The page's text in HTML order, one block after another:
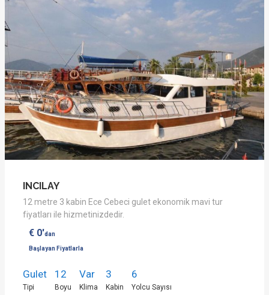
INCILAY
12 metre 3 kabin Ece Cebeci gulet ekonomik mavi tur
fiyatları ile hizmetinizdedir.
€ 0'dan
Başlayan Fiyatlarla
Gulet
Tipi
12
Boyu
Var
Klima
3
Kabin
6
Yolcu Sayısı